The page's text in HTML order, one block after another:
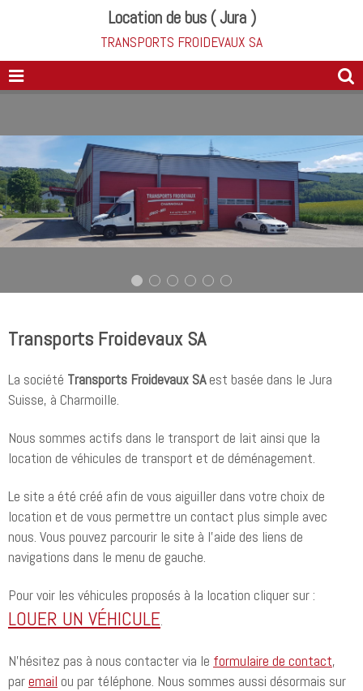
Location de bus ( Jura )
TRANSPORTS FROIDEVAUX SA
Transports Froidevaux SA
La société Transports Froidevaux SAest basée dans le Jura
Suisse, à Charmoille.
Nous sommes actifs dans le transport de lait ainsi que la
location de véhicules de transport et de déménagement.
Le site a été créé afin de vous aiguiller dans votre choix de
location et de vous permettre un contact plus simple avec
nous. Vous pouvez parcourir le site à l'aide des liens de
navigations dans le menu de gauche.
Pour voir les véhicules proposés à la location cliquer sur :
LOUER UN VÉHICULE.
N'hésitez pas à nous contacter via le formulaire de contact,
paremail ou par téléphone. Nous sommes aussi désormais sur